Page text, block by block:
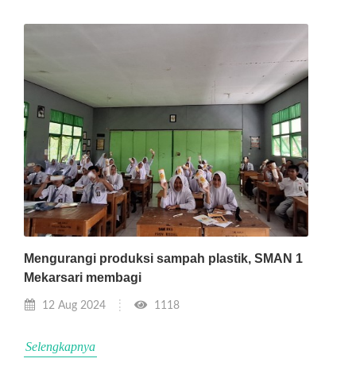
Mengurangi produksi sampah plastik, SMAN 1
Mekarsari membagi
12 Aug 2024 1118
Selengkapnya